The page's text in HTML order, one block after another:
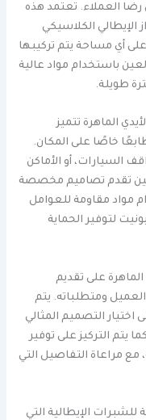
العملاء. تعتمد هذه
الكلاسيكي
أي مساحة يتم تركيبها
باستخدام مواد عالية
طويلة.
الماهرة تتميز
خاصًا على المكان.
السيارات، أو الأماكن
تقدم تصاميم مخصصة
مواد مقاومة للعوامل
لتوفير الحماية
على تقديم
ومتطلباته. يتم
التصميم المثالي
يتم التركيز على توفير
مع مراعاة التفاصيل التي
الإيطالية التي